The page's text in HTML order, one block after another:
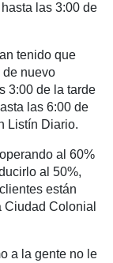
las 3:00 de
tenido que
de nuevo
3:00 de la tarde
las 6:00 de
Listín Diario.
al 60%
al 50%,
están
Ciudad Colonial
a la gente no le